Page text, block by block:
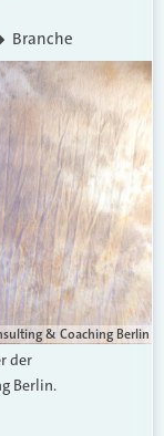
Branche
& Coaching Berlin
der
Berlin.